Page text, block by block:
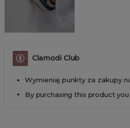
Clamodi Club
Wymieniaj punkty za zakupy
By purchasing this product you